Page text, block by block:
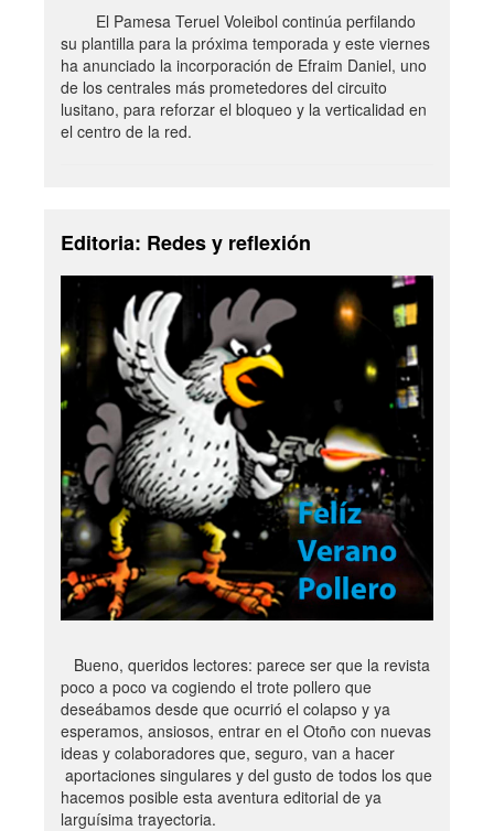
El Pamesa Teruel Voleibol continúa perfilando
su plantilla para la próxima temporada y este viernes
ha anunciado la incorporación de Efraim Daniel, uno
de los centrales más prometedores del circuito
lusitano, para reforzar el bloqueo y la verticalidad en
el centro de la red.
Editoria: Redes y reflexión
Bueno, queridos lectores: parece ser que la revista
poco a poco va cogiendo el trote pollero que
deseábamos desde que ocurrió el colapso y ya
esperamos, ansiosos, entrar en el Otoño con nuevas
ideas y colaboradores que, seguro, van a hacer
aportaciones singulares y del gusto de todos los que
hacemos posible esta aventura editorial de ya
larguísima trayectoria.